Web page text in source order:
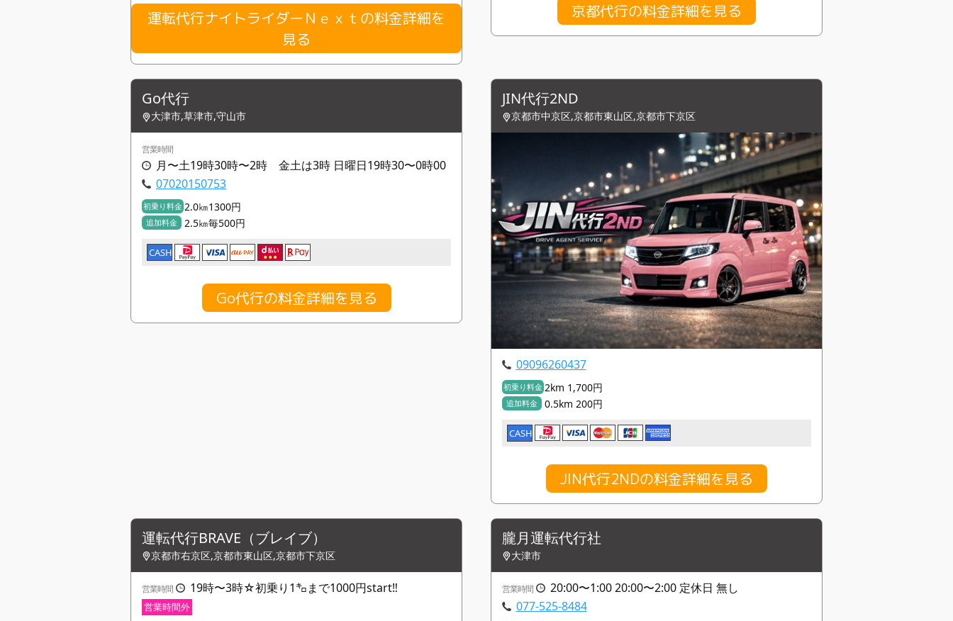
運転代行ナイトライダーＮｅｘｔの料金詳細を
見る
京都代行の料金詳細を見る
Go代行
大津市,草津市,守山市
営業時間
月〜土19時30時〜2時 金土は3時 日曜日19時30〜0時00
07020150753
初乗り料金 2.0㎞1300円
追加料金 2.5㎞毎500円
CASH
Go代行の料金詳細を見る
JIN代行2ND
京都市中京区,京都市東山区,京都市下京区
09096260437
初乗り料金 2km 1,700円
追加料金 0.5km 200円
CASH
JIN代行2NDの料金詳細を見る
運転代行BRAVE（ブレイブ）
京都市右京区,京都市東山区,京都市下京区
営業時間 19時〜3時☆初乗り1㌔まで1000円start‼︎
営業時間外
朧月運転代行社
大津市
営業時間
20:00〜1:00 20:00〜2:00 定休日 無し
077-525-8484